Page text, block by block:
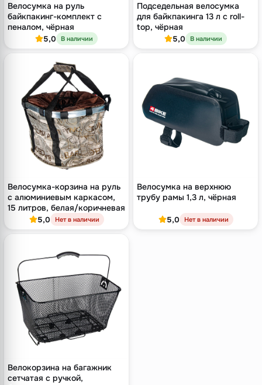
Велосумка на руль
байкпакинг-комплект с
пеналом, чёрная
5,0 В наличии
Подседельная велосумка
для байкпакинга 13 л с roll-
top, чёрная
5,0 В наличии
Велосумка-корзина на руль
с алюминиевым каркасом,
15 литров, белая/коричневая
5,0 Нет в наличии
Велосумка на верхнюю
трубу рамы 1,3 л, чёрная
5,0 Нет в наличии
Велокорзина на багажник
сетчатая с ручкой,